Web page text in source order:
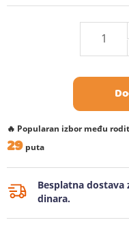
🔥 Popularan izbor među
29 puta
Besplatna dostava
dinara.